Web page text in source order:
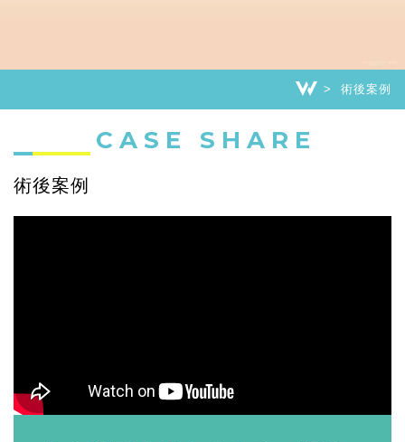
術後案例
CASE SHARE
術後案例